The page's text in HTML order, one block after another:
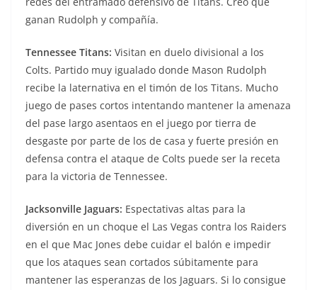
ganan Rudolph y compañía.
Tennessee Titans: Visitan en duelo divisional a los
Colts. Partido muy igualado donde Mason Rudolph
recibe la laternativa en el timón de los Titans. Mucho
juego de pases cortos intentando mantener la amenaza
del pase largo asentaos en el juego por tierra de
desgaste por parte de los de casa y fuerte presión en
defensa contra el ataque de Colts puede ser la receta
para la victoria de Tennessee.
Jacksonville Jaguars: Espectativas altas para la
diversión en un choque el Las Vegas contra los Raiders
en el que Mac Jones debe cuidar el balón e impedir
que los ataques sean cortados súbitamente para
mantener las esperanzas de los Jaguars. Si lo consigue